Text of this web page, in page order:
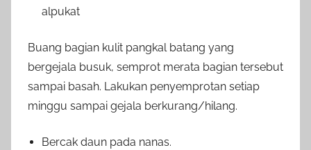
alpukat
Buang bagian kulit pangkal batang yang
bergejala busuk, semprot merata bagian tersebut
sampai basah. Lakukan penyemprotan setiap
minggu sampai gejala berkurang/hilang.
Bercak daun pada nanas.